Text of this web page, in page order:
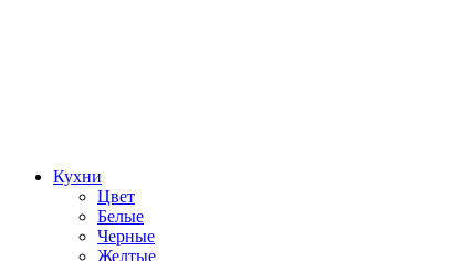
Кухни
Цвет
Белые
Черные
Желтые